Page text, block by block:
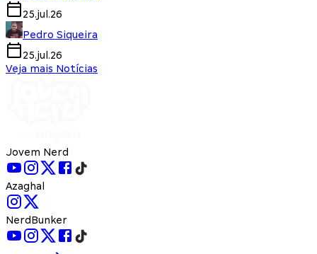
25.jul.26
Pedro Siqueira
25.jul.26
Veja mais Notícias
Jovem Nerd
Azaghal
NerdBunker